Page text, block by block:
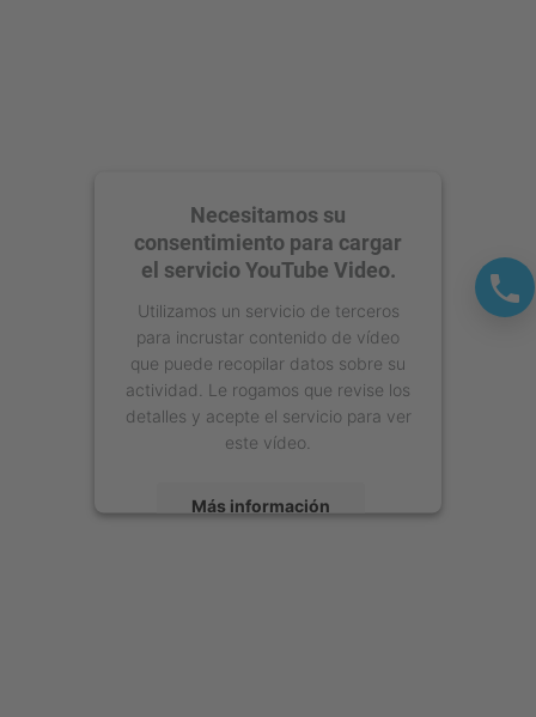
Necesitamos su
consentimiento para cargar
el servicio YouTube Video.
Utilizamos un servicio de terceros
para incrustar contenido de vídeo
que puede recopilar datos sobre su
actividad. Le rogamos que revise los
detalles y acepte el servicio para ver
este vídeo.
Más información